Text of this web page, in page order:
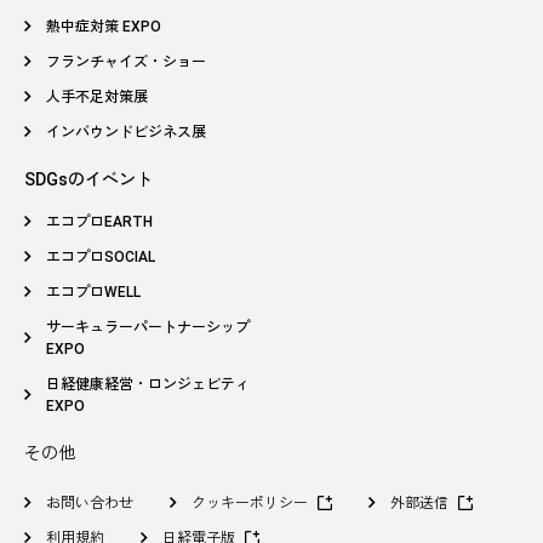
熱中症対策 EXPO
フランチャイズ・ショー
人手不足対策展
インバウンドビジネス展
SDGsのイベント
エコプロEARTH
エコプロSOCIAL
エコプロWELL
サーキュラーパートナーシップ
EXPO
日経健康経営・ロンジェビティ
EXPO
その他
お問い合わせ クッキーポリシー 外部送信
利用規約 日経電子版